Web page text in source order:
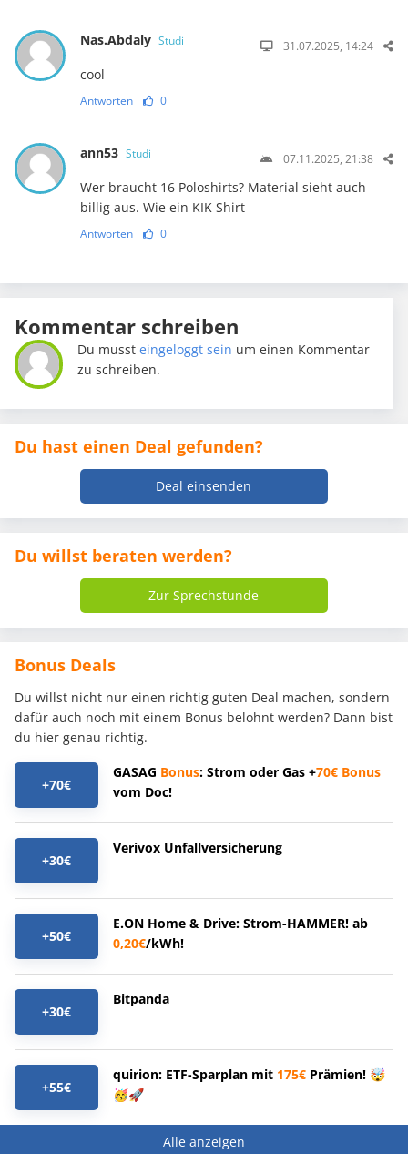
Nas.Abdaly Studi 31.07.2025, 14:24
cool
Antworten 0
ann53 Studi 07.11.2025, 21:38
Wer braucht 16 Poloshirts? Material sieht auch
billig aus. Wie ein KIK Shirt
Antworten 0
Kommentar schreiben
Du mussteingeloggt sein um einen Kommentar
zu schreiben.
Du hast einen Deal gefunden?
Deal einsenden
Du willst beraten werden?
Zur Sprechstunde
Bonus Deals
Du willst nicht nur einen richtig guten Deal machen, sondern
dafür auch noch mit einem Bonus belohnt werden? Dann bist
du hier genau richtig.
+70€
GASAG Bonus: Strom oder Gas +70€ Bonus
vom Doc!
+30€
Verivox Unfallversicherung
+50€
E.ON Home & Drive: Strom-HAMMER! ab
0,20€/kWh!
+30€
Bitpanda
+55€
quirion: ETF-Sparplan mit 175€ Prämien! 🤯
🥳🚀
Alle anzeigen